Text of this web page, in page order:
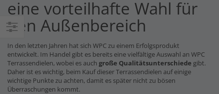
eine vorteilhafte Wahl für
den Außenbereich
In den letzten Jahren hat sich WPC zu einem Erfolgsprodukt
entwickelt. Im Handel gibt es bereits eine vielfältige Auswahl an WPC
Terrassendielen, wobei es auch große Qualitätsunterschiede gibt.
Daher ist es wichtig, beim Kauf dieser Terrassendielen auf einige
wichtige Punkte zu achten, damit es später nicht zu bösen
Überraschungen kommt.
Einkaufsoptionen